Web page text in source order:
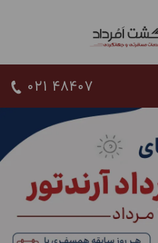
021 48407